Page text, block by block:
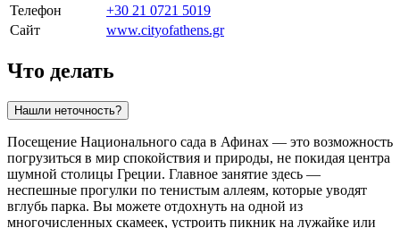
Телефон
+30 21 0721 5019
Сайт
www.cityofathens.gr
Что делать
Нашли неточность?
Посещение Национального сада в Афинах — это возможность
погрузиться в мир спокойствия и природы, не покидая центра
шумной столицы Греции. Главное занятие здесь —
неспешные прогулки по тенистым аллеям, которые уводят
вглубь парка. Вы можете отдохнуть на одной из
многочисленных скамеек, устроить пикник на лужайке или